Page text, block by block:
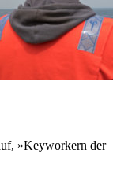
»Keyworkern der